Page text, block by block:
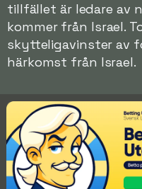
tillfället är ledare av
kommer från Israel.
skytteligavinster av
härkomst från Israel.